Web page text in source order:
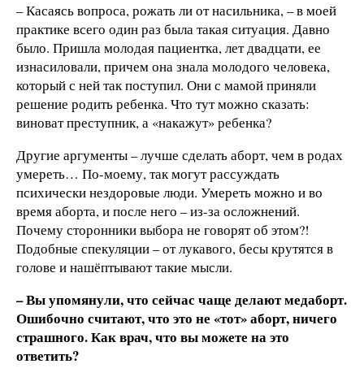
– Касаясь вопроса, рожать ли от насильника, – в моей
практике всего один раз была такая ситуация. Давно
было. Пришла молодая пациентка, лет двадцати, ее
изнасиловали, причем она знала молодого человека,
который с ней так поступил. Они с мамой приняли
решение родить ребенка. Что тут можно сказать:
виноват преступник, а «накажут» ребенка?
Другие аргументы – лучше сделать аборт, чем в родах
умереть… По-моему, так могут рассуждать
психически нездоровые люди. Умереть можно и во
время аборта, и после него – из-за осложнений.
Почему сторонники выбора не говорят об этом?!
Подобные спекуляции – от лукавого, бесы крутятся в
голове и нашёптывают такие мысли.
– Вы упомянули, что сейчас чаще делают медаборт.
Ошибочно считают, что это не «тот» аборт, ничего
страшного. Как врач, что вы можете на это
ответить?